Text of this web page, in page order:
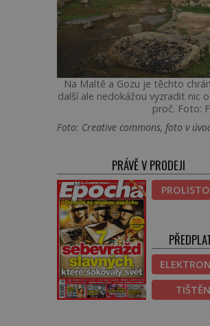
Na Maltě a Gozu je těchto
další ale nedokážou vyzradit nic
proč. Foto:
Foto: Creative commons, foto v
PRÁVĚ V PRODEJI